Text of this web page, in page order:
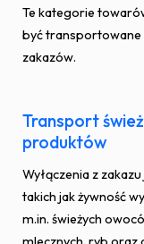
Te kategorie
być transportowane
zakazów.
Transport
produktów
Wyłączenia z
takich jak żywność
m.in. świeżych